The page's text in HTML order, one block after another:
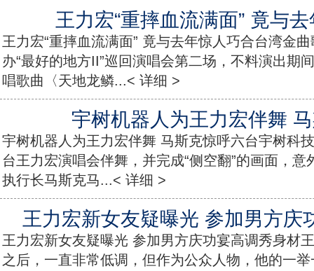
王力宏“重摔血流满面” 竟与
王力宏“重摔血流满面” 竟与去年惊人巧合台湾金
办“最好的地方II”巡回演唱会第二场，不料演出期
唱歌曲〈天地龙鳞...< 详细 >
宇树机器人为王力宏伴舞
宇树机器人为王力宏伴舞 马斯克惊呼六台宇树科
台王力宏演唱会伴舞，并完成“侧空翻”的画面，
执行长马斯克马...< 详细 >
王力宏新女友疑曝光 参加男方庆
王力宏新女友疑曝光 参加男方庆功宴高调秀身材
之后，一直非常低调，但作为公众人物，他的一